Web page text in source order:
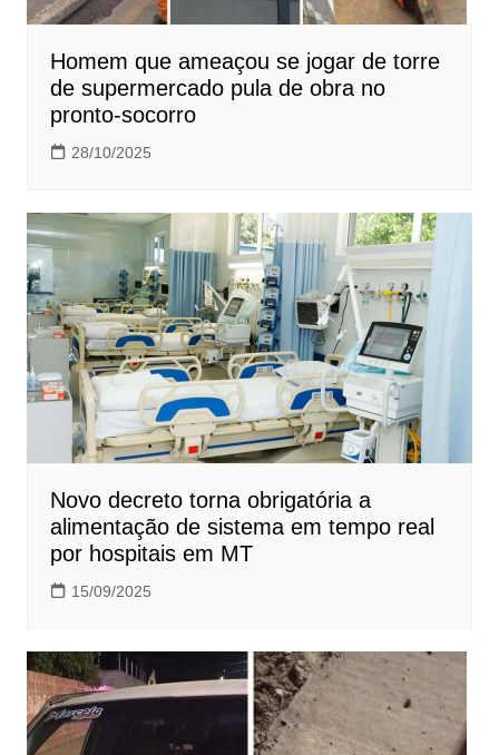
Homem que ameaçou se jogar de torre
de supermercado pula de obra no
pronto-socorro
28/10/2025
Novo decreto torna obrigatória a
alimentação de sistema em tempo real
por hospitais em MT
15/09/2025